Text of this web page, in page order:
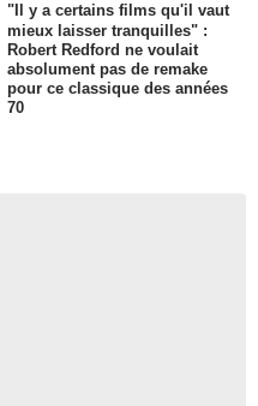
"Il y a certains films qu'il vaut
mieux laisser tranquilles" :
Robert Redford ne voulait
absolument pas de remake
pour ce classique des années
70